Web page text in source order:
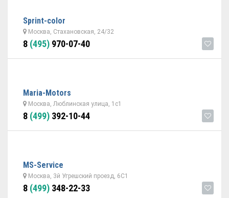
Sprint-color
Москва, Стахановская, 24/32
8 (495) 970-07-40
Maria-Motors
Москва, Люблинская улица, 1с1
8 (499) 392-10-44
MS-Service
Москва, 3й Угрешский проезд, 6С1
8 (499) 348-22-33